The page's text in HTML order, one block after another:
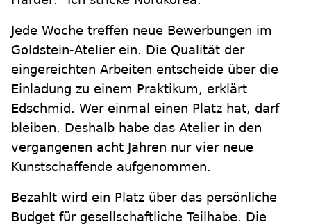
Jede Woche treffen neue Bewerbungen im
Goldstein-Atelier ein. Die Qualität der
eingereichten Arbeiten entscheide über die
Einladung zu einem Praktikum, erklärt
Edschmid. Wer einmal einen Platz hat, darf
bleiben. Deshalb habe das Atelier in den
vergangenen acht Jahren nur vier neue
Kunstschaffende aufgenommen.
Bezahlt wird ein Platz über das persönliche
Budget für gesellschaftliche Teilhabe. Die